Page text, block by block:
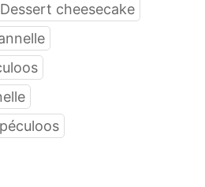
Dessert cheesecake